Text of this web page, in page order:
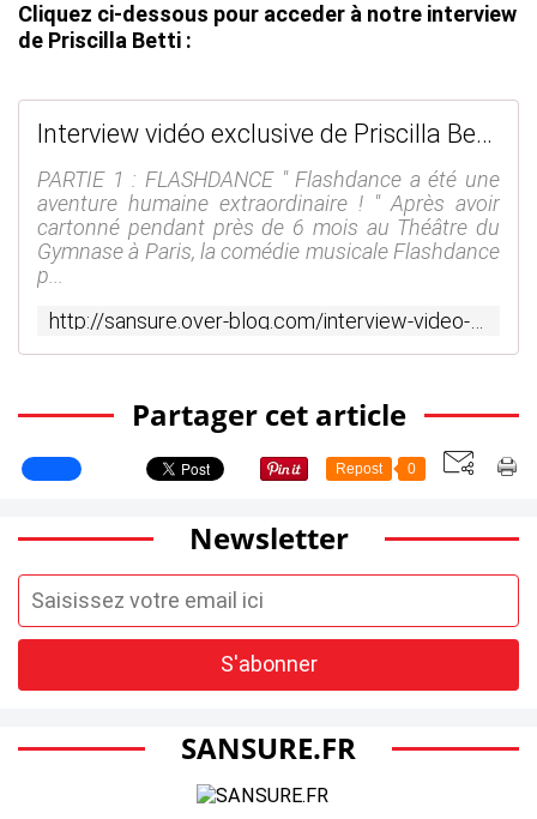
Cliquez ci-dessous pour acceder à notre interview
de Priscilla Betti :
Interview vidéo exclusive de Priscilla Betti ! - SANSURE.FR
PARTIE 1 : FLASHDANCE " Flashdance a été une
aventure humaine extraordinaire ! " Après avoir
cartonné pendant près de 6 mois au Théâtre du
Gymnase à Paris, la comédie musicale Flashdance
p...
Partager cet article
Repost 0
Newsletter
SANSURE.FR